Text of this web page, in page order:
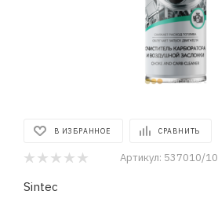
В ИЗБРАННОЕ СРАВНИТЬ
Артикул: 537010/
Sintec